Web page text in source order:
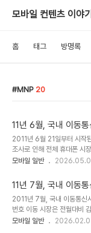
모바일 컨텐츠 이야기
홈 태그 방명록
MNP 20
11년 6월, 국내 이동
2011년 6월 21일부터 시작
조사로 인해 전체 휴대폰 시
원을 초과한 보조금을 일체
는 호조를 이어갔다.6월말,
으로 전월대비 3,859명이
2004년 8월 이후 7년만에
2G 서비스 종료를 위해 KT
는 2G 휴대전화 사용자 가운
모바일 일반
11년 7월, 국내 이동
2011년 7월, 국내 이동통신
번호 이동 시장은 전월대비
월대비 20%가량이 줄어들
모바일 일반